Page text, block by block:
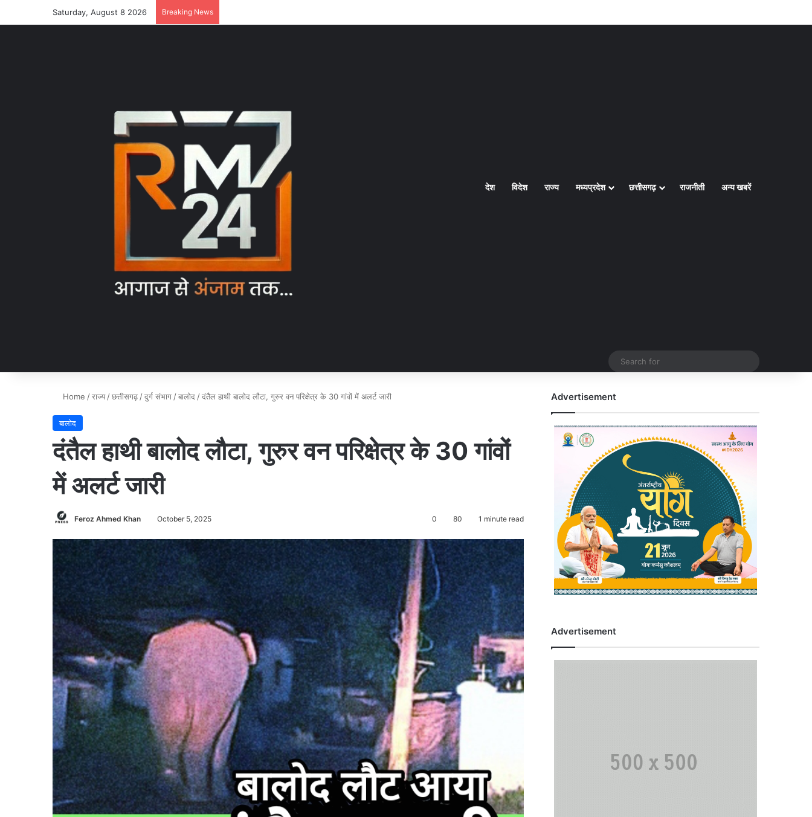
Saturday, August 8 2026 Breaking News
Homeदेश विदेश राज्य मध्यप्रदेश छत्तीसगढ़ राजनीती अन्य खबरें
Home /राज्य /छत्तीसगढ़ /दुर्ग संभाग /बालोद /दंतैल हाथी बालोद लौटा, गुरुर वन परिक्षेत्र के 30 गांवों में अलर्ट जारी
बालोद
दंतैल हाथी बालोद लौटा, गुरुर वन परिक्षेत्र के 30 गांवों
में अलर्ट जारी
Feroz Ahmed Khan October 5, 2025 0 80 1 minute read
Advertisement
Advertisement